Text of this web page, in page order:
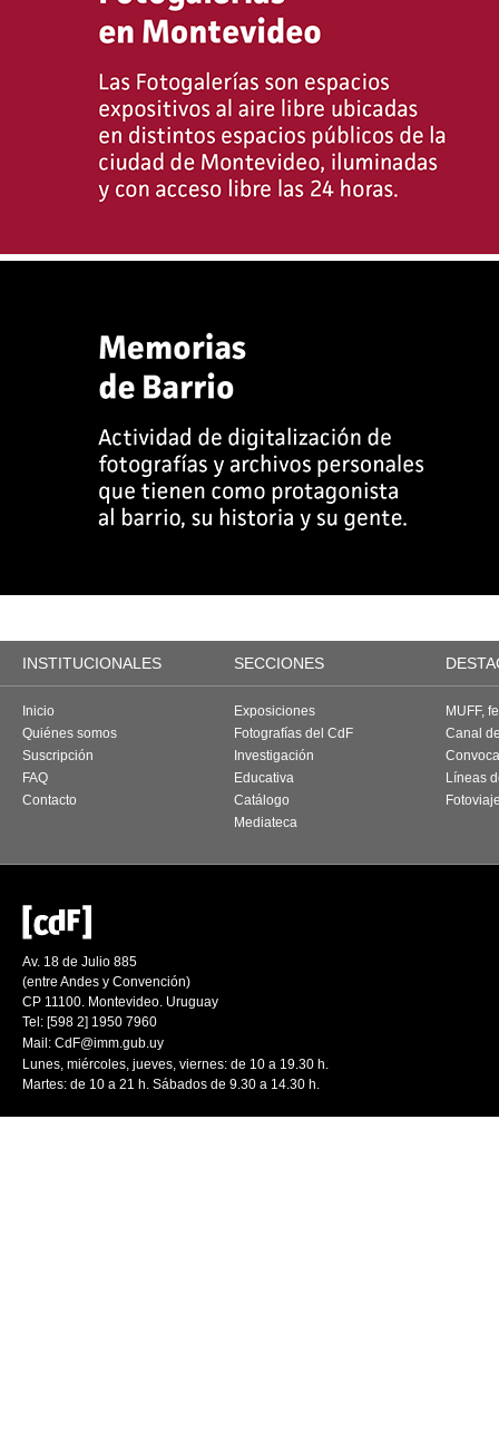
INSTITUCIONALES SECCIONES
Inicio
Quiénes somos
Suscripción
FAQ
Contacto
Exposiciones
Fotografías del CdF
Investigación
Educativa
Catálogo
Mediateca
MUFF,
Canal
Líneas
Av. 18 de Julio 885
(entre Andes y Convención)
CP 11100. Montevideo. Uruguay
Tel: [598 2] 1950 7960
Mail: CdF@imm.gub.uy
Lunes, miércoles, jueves, viernes: de 10 a 19.30 h.
Martes: de 10 a 21 h. Sábados de 9.30 a 14.30 h.